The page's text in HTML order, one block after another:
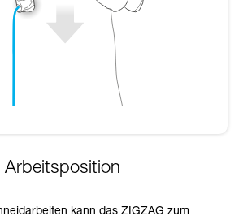
Arbeitsposition
kann das ZIGZAG zum